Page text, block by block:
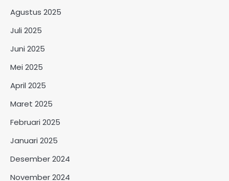
Agustus 2025
Juli 2025
Juni 2025
Mei 2025
April 2025
Maret 2025
Februari 2025
Januari 2025
Desember 2024
November 2024